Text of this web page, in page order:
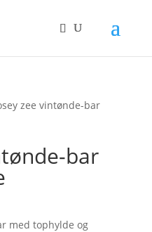
zee vintønde-bar
bar
med tophylde og